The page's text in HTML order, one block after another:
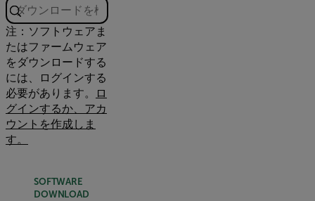
注：ソフトウェアま
たはファームウェア
をダウンロードする
には、ログインする
必要があります。
ロ
グインするか、アカ
ウントを作成しま
す。
SOFTWARE
DOWNLOAD